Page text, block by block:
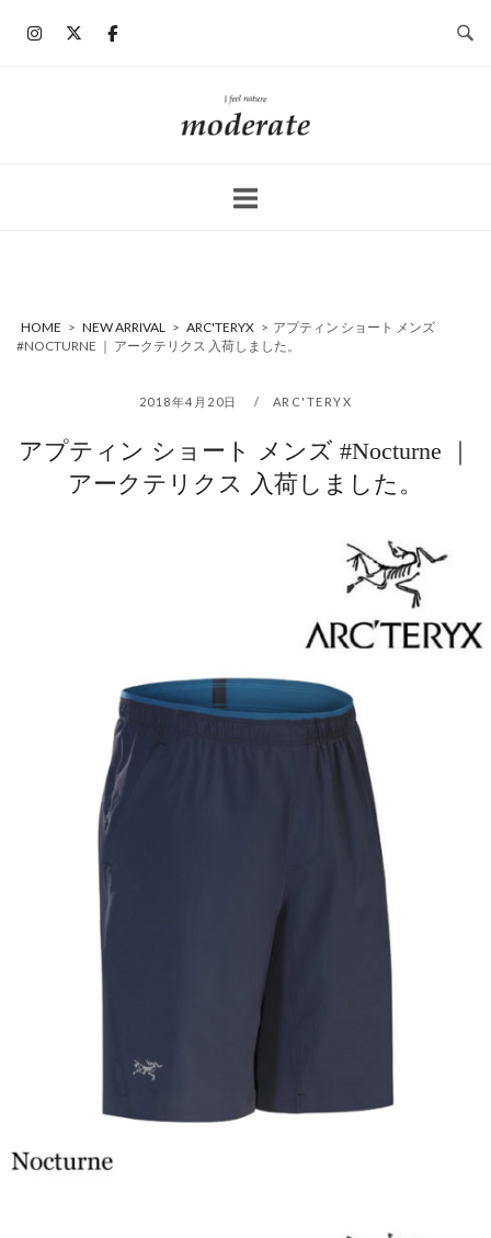
ホ
ー
HOME > NEW ARRIVAL > ARC'TERYX > アプティン ショート メンズ
#NOCTURNE ｜ アークテリクス 入荷しました。
2018年4月20日 ARC'TERYX
アプティン ショート メンズ #Nocturne ｜
アークテリクス 入荷しました。